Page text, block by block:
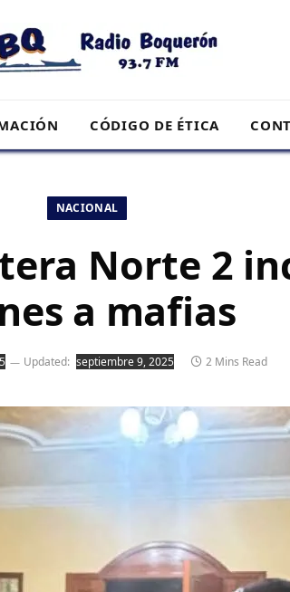
CÓDIGO DE ÉTICA
NACIONAL
Norte 2
a mafias
Updated: septiembre 9, 2025 2 Mins Read